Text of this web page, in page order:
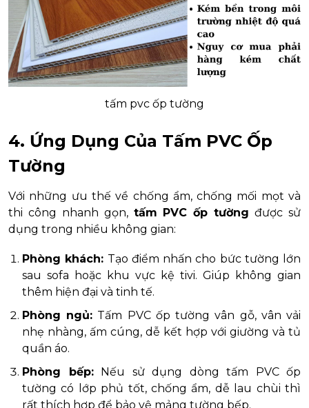
tấm pvc ốp tường
4. Ứng Dụng Của Tấm PVC Ốp
Tường
Với những ưu thế về chống ẩm, chống mối mọt và
thi công nhanh gọn, tấm PVC ốp tường được sử
dụng trong nhiều không gian:
Phòng khách: Tạo điểm nhấn cho bức tường lớn
sau sofa hoặc khu vực kệ tivi. Giúp không gian
thêm hiện đại và tinh tế.
Phòng ngủ: Tấm PVC ốp tường vân gỗ, vân vải
nhẹ nhàng, ấm cúng, dễ kết hợp với giường và tủ
quần áo.
Phòng bếp:Nếu sử dụng dòng tấm PVC ốp
tường có lớp phủ tốt, chống ẩm, dễ lau chùi thì
rất thích hợp để bảo vệ mảng tường bếp.